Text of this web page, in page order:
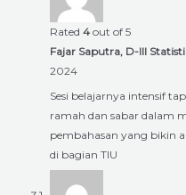
Rated 4 out of 5
Fajar Saputra, D-III
2024
Sesi belajarnya intensif
ramah dan sabar dalam
pembahasan yang bikin
di bagian TIU